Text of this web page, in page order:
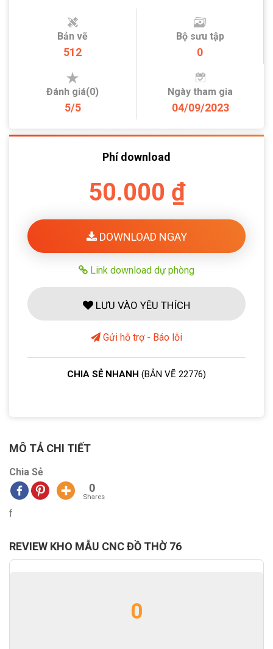
Bản vẽ
512
Bộ sưu tập
0
Đánh giá(0)
5/5
Ngày tham gia
04/09/2023
Phí download
50.000 ₫
DOWNLOAD NGAY
Link download dự phòng
LƯU VÀO YÊU THÍCH
Gửi hỗ trợ - Báo lỗi
CHIA SẺ NHANH (BẢN VẼ 22776)
MÔ TẢ CHI TIẾT
Chia Sẻ
0
Shares
f
REVIEW KHO MẪU CNC ĐỒ THỜ 76
0